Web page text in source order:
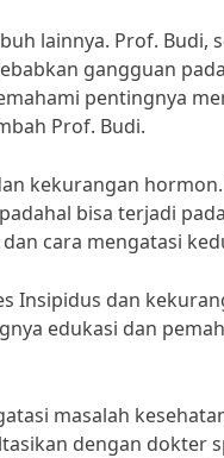
lainnya. Prof. Budi,
gangguan
pentingnya
Prof. Budi.
kekurangan
bisa terjadi
cara mengatasi
Insipidus dan
edukasi dan
masalah
dengan dokter